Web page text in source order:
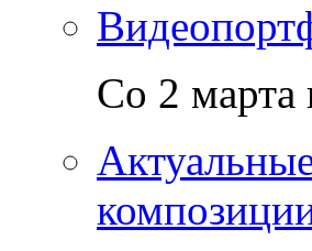
Со 2 марта